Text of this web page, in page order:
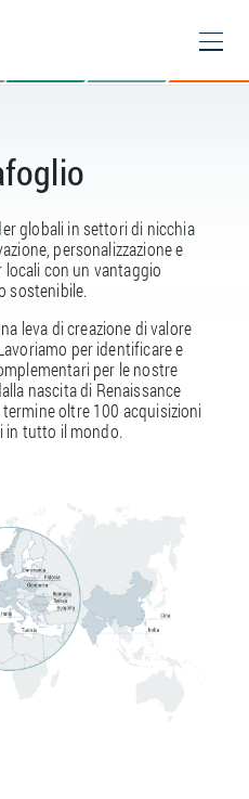
globali in settori di nicchia
personalizzazione e
locali con un vantaggio
sostenibile.
leva di creazione di valore
per identificare e
per le nostre
nascita di Renaissance
oltre 100 acquisizioni
in tutto il mondo.